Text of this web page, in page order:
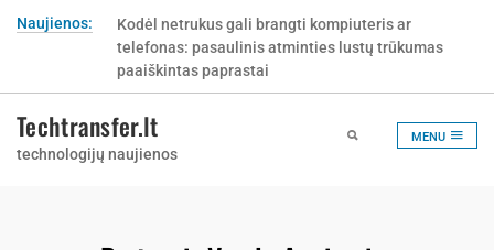
Naujienos:
Kodėl netrukus gali brangti kompiuteris ar
telefonas: pasaulinis atminties lustų trūkumas
paaiškintas paprastai
Techtransfer.lt
technologijų naujienos
MENU